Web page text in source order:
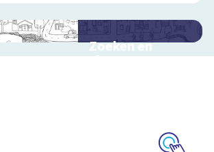
Zoeken en
zingen met